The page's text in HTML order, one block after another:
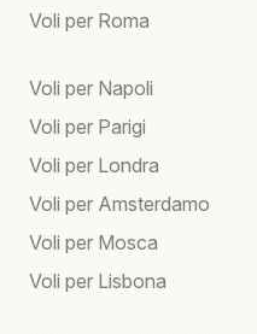
Voli per Roma
Voli per Napoli
Voli per Parigi
Voli per Londra
Voli per Amsterdamo
Voli per Mosca
Voli per Lisbona